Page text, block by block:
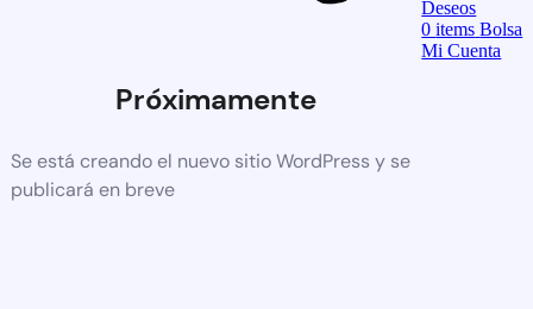
Próximamente
Se está creando el nuevo sitio WordPress y se
publicará en breve
Deseos
0items Bolsa
Mi Cuenta